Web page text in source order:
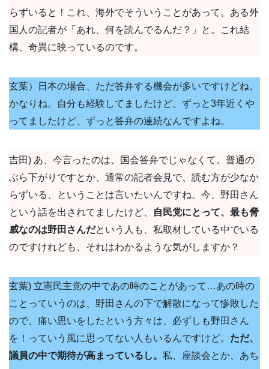
らずいると！これ、海外でそういうことがあって。ある外
国人の記者が「あれ、何を読んでるんだ？」と。これ結
構、奇異に映っているのです。
玄葉）日本の場合、ただ答弁する機会が多いですけどね。
かなりね。自分も経験してましたけど、ずっと3年近くや
ってましたけど、ずっと答弁の連続なんですよね。
吉田) あ、今言ったのは、国会答弁でじゃなくて。普通の
ぶら下がりですとか、通常の記者会見で、読む方が少なか
らずいる、ということは言いたいんですね。今、野田さん
という話を出されてましたけど、
自民党にとって、最も脅
威なのは野田さんだという人も、私取材している中でいる
のですけれども、それはわかるような気がしますか？
玄葉) 立憲民主党の中であの時のことがあって…あの時の
ことっていうのは、野田さんの下で解散になって惨敗した
ので、痛い思いをしたという方々は、必ずしも野田さん
を！っていう風に思ってない人もいるんですけど。 ただ、
議員の中で期待が高まっているし。 私、座談会とか、あち